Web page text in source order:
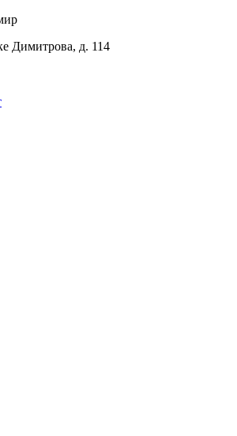
Димитрова, д. 114